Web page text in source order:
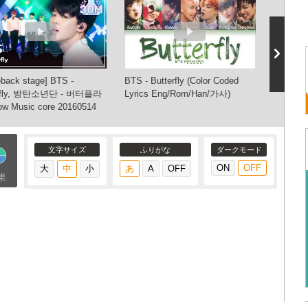
stage] BTS -
방탄소년단 - 버터플라
Music core 20160514
BTS - Butterfly (Color Coded
Lyrics Eng/Rom/Han/가사)
日本語
防弾少
文字サイズ ふりがな ダークモード